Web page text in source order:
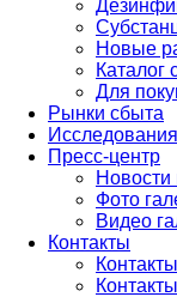
Новые
Каталог
Для
Рынки сбыта
Пресс-центр
Новости
Фото
Видео
Контакты